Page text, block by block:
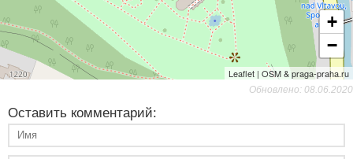
+
−
Leaflet | OSM & praga-praha.ru
Обновлено: 08.06.2020
Оставить комментарий: